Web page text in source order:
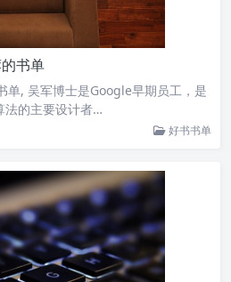
书单
, 吴军博士是Google早期员工，是
法的主要设计者…
好书书单